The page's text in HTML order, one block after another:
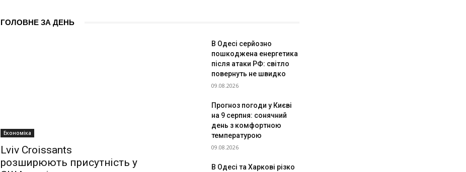
ГОЛОВНЕ ЗА ДЕНЬ
Економіка
Lviv Croissants
розширюють присутність у
В Одесі серйозно
пошкоджена енергетика
після атаки РФ: світло
повернуть не швидко
09.08.2026
Прогноз погоди у Києві
на 9 серпня: сонячний
день з комфортною
температурою
09.08.2026
В Одесі та Харкові різко